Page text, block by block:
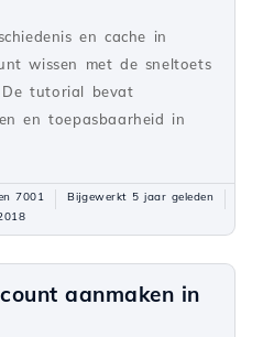
en cache in
wissen met de sneltoets
De tutorial bevat
en toepasbaarheid in
7001
Bijgewerkt 5 jaar geleden
aanmaken in